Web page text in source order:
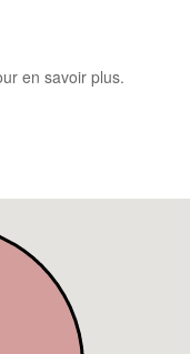
en savoir plus.